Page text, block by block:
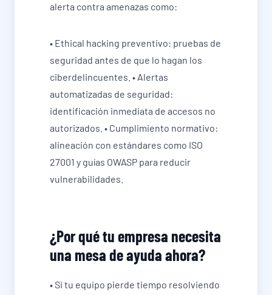
alerta contra amenazas como:
• Ethical hacking preventivo: pruebas de
seguridad antes de que lo hagan los
ciberdelincuentes. • Alertas
automatizadas de seguridad:
identificación inmediata de accesos no
autorizados. • Cumplimiento normativo:
alineación con estándares como ISO
27001 y guías OWASP para reducir
vulnerabilidades.
¿Por qué tu empresa necesita
una mesa de ayuda ahora?
• Si tu equipo pierde tiempo resolviendo